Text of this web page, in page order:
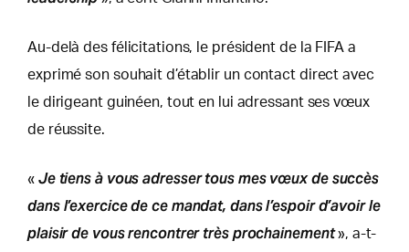
Au-delà des félicitations, le président de la FIFA a
exprimé son souhait d’établir un contact direct avec
le dirigeant guinéen, tout en lui adressant ses vœux
de réussite.
« Je tiens à vous adresser tous mes vœux de succès
dans l’exercice de ce mandat, dans l’espoir d’avoir le
plaisir de vous rencontrer très prochainement», a-t-